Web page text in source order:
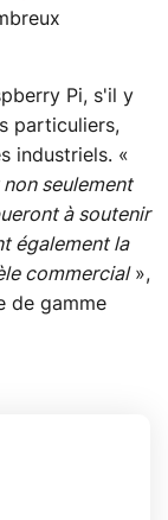
Pi, s'il y
particuliers,
industriels. «
seulement
à soutenir
également la
commercial»,
de gamme